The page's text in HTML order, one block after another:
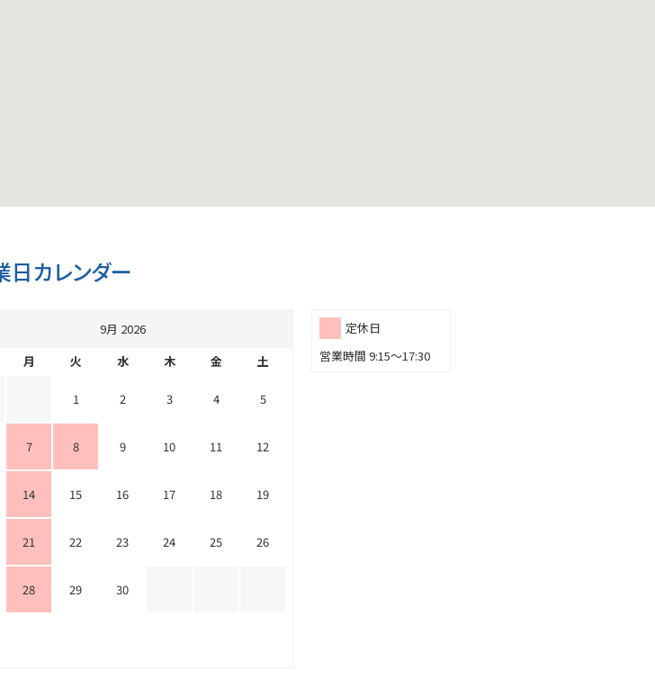
日カレンダー
定休日
営業時間 9:15～17:30
9月 2026
月 火 水 木 金 土
1 2 3 4 5
7 8 9 10 11 12
14 15 16 17 18 19
21 22 23 24 25 26
28 29 30